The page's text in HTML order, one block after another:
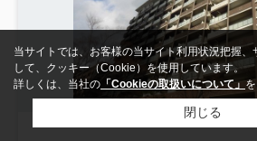
当サイトでは、お客様の当サイト利用状況把握、
して、クッキー（Cookie）を使用しています。
詳しくは、当社の 「Cookieの取扱いについて」
閉じる